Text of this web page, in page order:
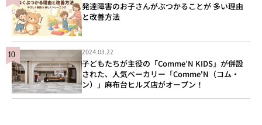
発達障害のお子さんがぶつかることが 多い理由
と改善方法
2024.03.22
子どもたちが主役の「Comme’N KIDS」が併設
された、人気ベーカリー「Comme'N（コム・
ン）」麻布台ヒルズ店がオープン！